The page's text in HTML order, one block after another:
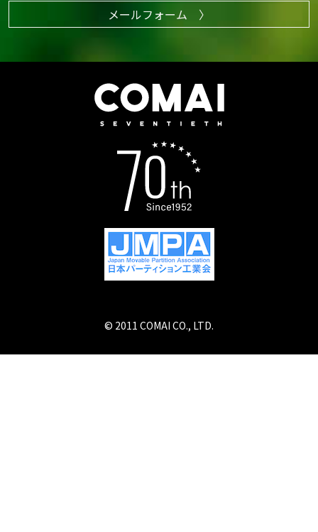
メールフォーム 〉
© 2011 COMAI CO., LTD.